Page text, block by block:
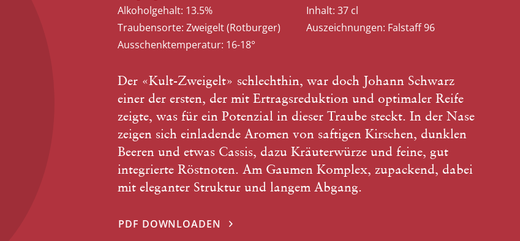
Alkoholgehalt: 13.5%
Traubensorte: Zweigelt (Rotburger)
Ausschenktemperatur: 16-18°
Inhalt: 37 cl
Auszeichnungen: Falstaff 96
Der «Kult-Zweigelt» schlechthin, war doch Johann Schwarz
einer der ersten, der mit Ertragsreduktion und optimaler Reife
zeigte, was für ein Potenzial in dieser Traube steckt. In der Nase
zeigen sich einladende Aromen von saftigen Kirschen, dunklen
Beeren und etwas Cassis, dazu Kräuterwürze und feine, gut
integrierte Röstnoten. Am Gaumen Komplex, zupackend, dabei
mit eleganter Struktur und langem Abgang.
PDF DOWNLOADEN